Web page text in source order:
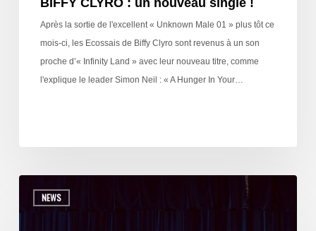
Après la sortie de l'excellent « Unknown Male 01 » plus tôt ce
mois-ci, les Ecossais de Biffy Clyro sont revenus à un son
proche d’« Infinity Land » avec leur nouveau titre, comme
l'explique le leader Simon Neil : « A Hunger In Your…
NEWS